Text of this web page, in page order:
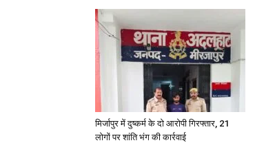
मिर्जापुर में दुष्कर्म के दो आरोपी गिरफ्तार, 21
लोगों पर शांति भंग की कार्रवाई